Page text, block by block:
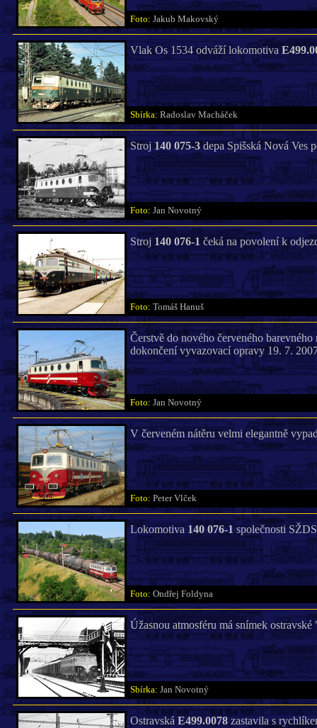
Foto: Jakub Makovský
Vlak Os 1534 odváží lokomotiva
Sbírka: Radoslav Macháček
Stroj 140 075-3depa Spišská Nová Ves
Foto: Jan Novotný
Stroj 140 076-1čeká na povolení k
Foto: Tomáš Hanuš
Čerstvě do nového červeného barevného
dokončení vyvazovací opravy 19. 7.
Foto: Jan Novotný
V červeném nátěru velmi elegantně
Foto: Peter Vlček
Lokomotiva 140 076-1 společnosti
Foto: Ondřej Foldyna
Úžasnou atmosféru má snímek
Sbírka: Jan Novotný
Ostravská E499.0078zastavila s